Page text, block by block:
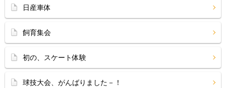
日産車体
飼育集会
初の、スケート体験
球技大会、がんばりました－！